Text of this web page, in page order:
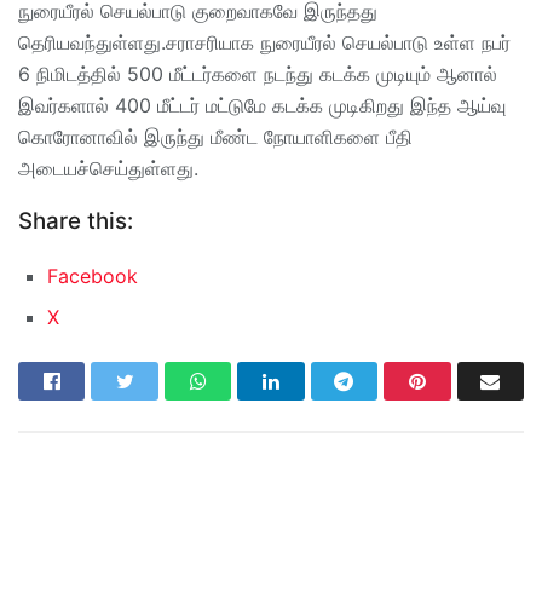
நுரையீரல் செயல்பாடு குறைவாகவே இருந்தது
தெரியவந்துள்ளது.சராசரியாக நுரையீரல் செயல்பாடு உள்ள நபர்
6 நிமிடத்தில் 500 மீட்டர்களை நடந்து கடக்க முடியும் ஆனால்
இவர்களால் 400 மீட்டர் மட்டுமே கடக்க முடிகிறது இந்த ஆய்வு
கொரோனாவில் இருந்து மீண்ட நோயாளிகளை பீதி
அடையச்செய்துள்ளது.
Share this:
Facebook
X